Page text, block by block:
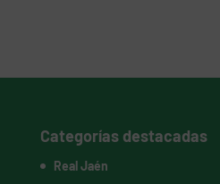
Categorías destacadas
Real Jaén